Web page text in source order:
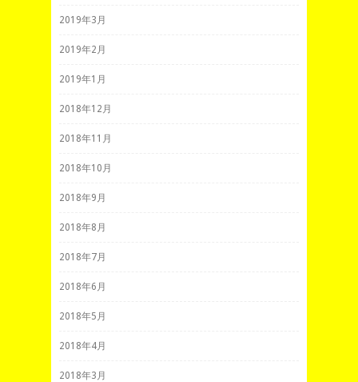
2019年3月
2019年2月
2019年1月
2018年12月
2018年11月
2018年10月
2018年9月
2018年8月
2018年7月
2018年6月
2018年5月
2018年4月
2018年3月